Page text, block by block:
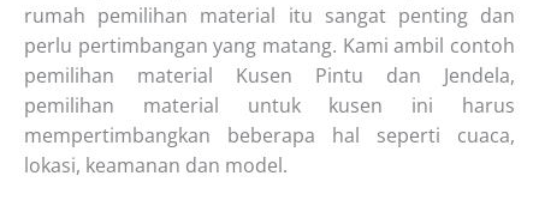
rumah pemilihan material itu sangat penting dan
perlu pertimbangan yang matang. Kami ambil contoh
pemilihan material Kusen Pintu dan Jendela,
pemilihan material untuk kusen ini harus
mempertimbangkan beberapa hal seperti cuaca,
lokasi, keamanan dan model.